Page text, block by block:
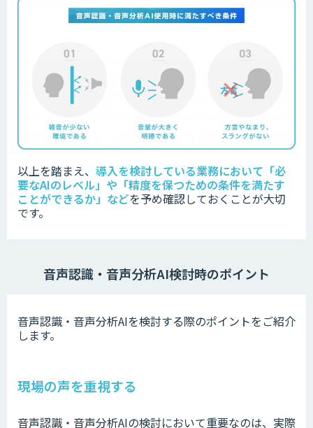
以上を踏まえ、 導入を検討している業務において「必
要なAIのレベル」や「精度を保つための条件を満たす
ことができるか」などを予め確認しておくことが大切
です。
音声認識・音声分析AI検討時のポイント
音声認識・音声分析AIを検討する際のポイントをご紹介
します。
現場の声を重視する
音声認識・音声分析AIの検討において重要なのは、実際